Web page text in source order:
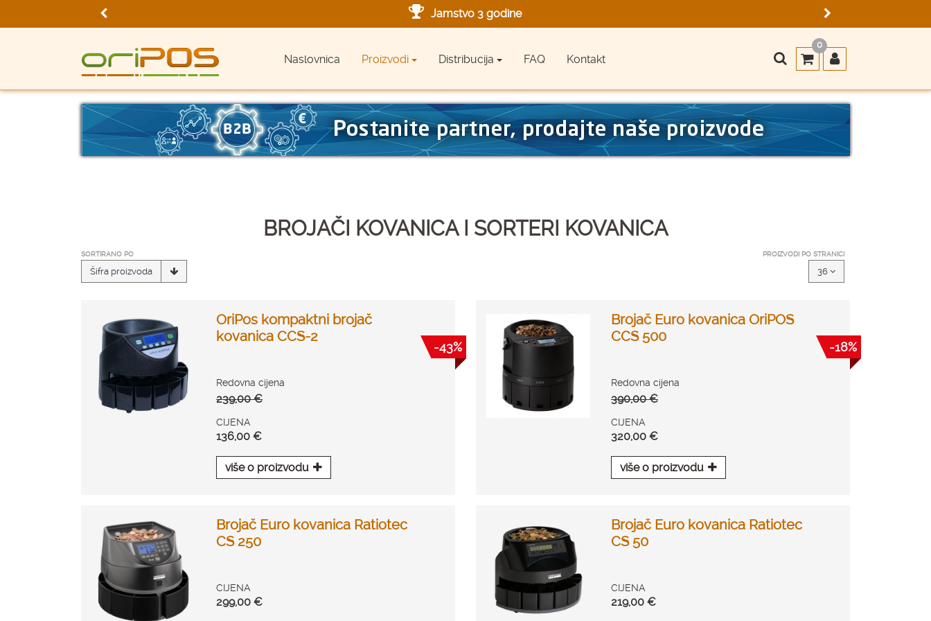
Jamstvo 3 godine
Designed in Germany
Made in Germany
Naslovnica Proizvodi Distribucija FAQ Kontakt
0
BROJAČI KOVANICA I SORTERI KOVANICA
SORTIRANO PO
Šifra proizvoda
PROIZVODI PO STRANICI
36
OriPos kompaktni brojač
kovanica CCS-2
Redovna cijena
239,00 €
CIJENA
136,00 €
više o proizvodu
-43%
Brojač Euro kovanica OriPOS
CCS 500
Redovna cijena
390,00 €
CIJENA
320,00 €
više o proizvodu
-18%
Brojač Euro kovanica Ratiotec
CS 250
CIJENA
299,00 €
Brojač Euro kovanica Ratiotec
CS 50
CIJENA
219,00 €